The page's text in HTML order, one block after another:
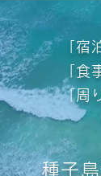
「宿
「食
「周
種子